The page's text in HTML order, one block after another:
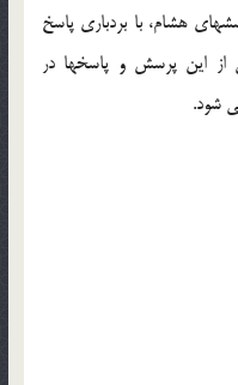
هشام، با بردباری پاسخ
این پرسش و پاسخها در
شود.